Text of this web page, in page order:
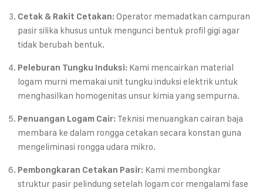
Cetak & Rakit Cetakan: Operator memadatkan campuran
pasir silika khusus untuk mengunci bentuk profil gigi agar
tidak berubah bentuk.
Peleburan Tungku Induksi: Kami mencairkan material
logam murni memakai unit tungku induksi elektrik untuk
menghasilkan homogenitas unsur kimia yang sempurna.
Penuangan Logam Cair: Teknisi menuangkan cairan baja
membara ke dalam rongga cetakan secara konstan guna
mengeliminasi rongga udara mikro.
Pembongkaran Cetakan Pasir: Kami membongkar
struktur pasir pelindung setelah logam cor mengalami fase